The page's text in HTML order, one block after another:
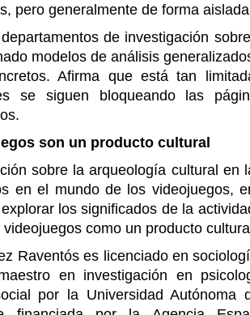
pero generalmente de forma
de investigación
modelos de análisis
Afirma que está tan
se siguen bloqueando las
son un producto cultural
sobre la arqueología cultural en
en el mundo de los videojuegos,
los significados de la
como un producto
Raventós es licenciado en
en investigación en
por la Universidad Autónoma